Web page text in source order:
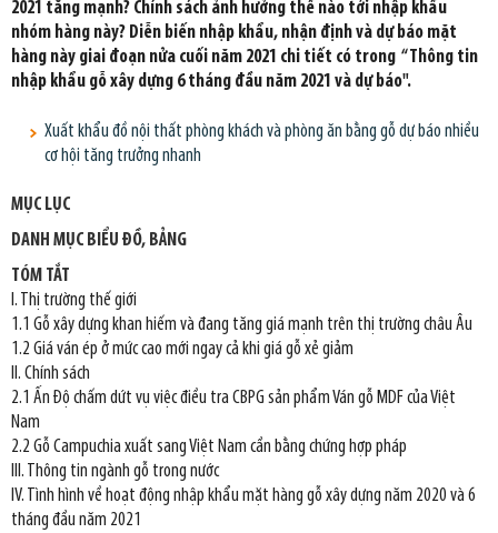
2021 tăng mạnh? Chính sách ảnh hưởng thế nào tới nhập khẩu
nhóm hàng này? Diễn biến nhập khẩu, nhận định và dự báo mặt
hàng này giai đoạn nửa cuối năm 2021 chi tiết có trong “Thông tin
nhập khẩu gỗ xây dựng 6 tháng đầu năm 2021 và dự báo".
Xuất khẩu đồ nội thất phòng khách và phòng ăn bằng gỗ dự báo nhiều
cơ hội tăng trưởng nhanh
MỤC LỤC
DANH MỤC BIỂU ĐỒ, BẢNG
TÓM TẮT
I. Thị trường thế giới
1.1 Gỗ xây dựng khan hiếm và đang tăng giá mạnh trên thị trường châu Âu
1.2 Giá ván ép ở mức cao mới ngay cả khi giá gỗ xẻ giảm
II. Chính sách
2.1 Ấn Độ chấm dứt vụ việc điều tra CBPG sản phẩm Ván gỗ MDF của Việt
Nam
2.2 Gỗ Campuchia xuất sang Việt Nam cần bằng chứng hợp pháp
III. Thông tin ngành gỗ trong nước
IV. Tình hình về hoạt động nhập khẩu mặt hàng gỗ xây dựng năm 2020 và 6
tháng đầu năm 2021